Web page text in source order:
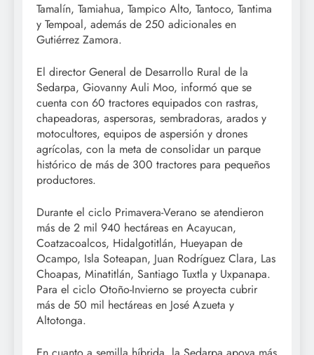
Tamalín, Tamiahua, Tampico Alto, Tantoco, Tantima
y Tempoal, además de 250 adicionales en
Gutiérrez Zamora.
El director General de Desarrollo Rural de la
Sedarpa, Giovanny Auli Moo, informó que se
cuenta con 60 tractores equipados con rastras,
chapeadoras, aspersoras, sembradoras, arados y
motocultores, equipos de aspersión y drones
agrícolas, con la meta de consolidar un parque
histórico de más de 300 tractores para pequeños
productores.
Durante el ciclo Primavera-Verano se atendieron
más de 2 mil 940 hectáreas en Acayucan,
Coatzacoalcos, Hidalgotitlán, Hueyapan de
Ocampo, Isla Soteapan, Juan Rodríguez Clara, Las
Choapas, Minatitlán, Santiago Tuxtla y Uxpanapa.
Para el ciclo Otoño-Invierno se proyecta cubrir
más de 50 mil hectáreas en José Azueta y
Altotonga.